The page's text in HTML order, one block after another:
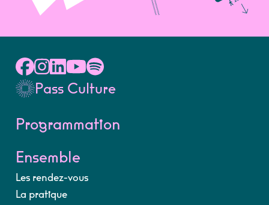
Pass Culture
Programmation
Ensemble
Les rendez-vous
La pratique